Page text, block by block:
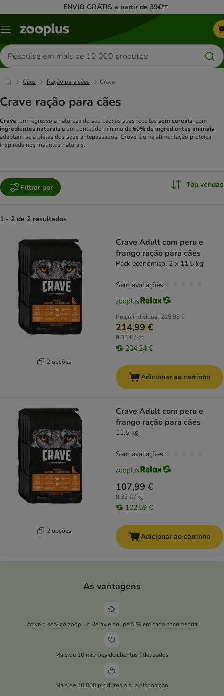
ENVIO GRÁTIS a partir de 39€**
Menu
Pesquisar
produtos
Cães Ração para cães Crave
Crave ração para cães
Crave, um regresso à natureza do seu cão:as suas receitas sem cereais, com
ingredientes naturaise um conteúdo mínimo de60% de ingredientes animais,
adaptam-se à dietas dos seus antepassados. Crave é uma alimentação proteíca
inspirada nos instintos naturais.
Filtrar por Top vendas
1 - 2 de 2 resultados
2 opções
Crave Adult com peru e
frango ração para cães
Pack económico: 2 x 11,5 kg
Preço individual 215,98 €
214,99 €
9,35 € / kg
204,24 €
Sem avaliações
Adicionar ao carrinho
2 opções
Crave Adult com peru e
frango ração para cães
11,5 kg
107,99 €
9,39 € / kg
102,59 €
Sem avaliações
Adicionar ao carrinho
As vantagens
Ative o serviço zooplus Relax e poupe 5 % em cada encomenda
Mais de 10 milhões de clientes fidelizados
Mais de 10.000 produtos à sua disposição